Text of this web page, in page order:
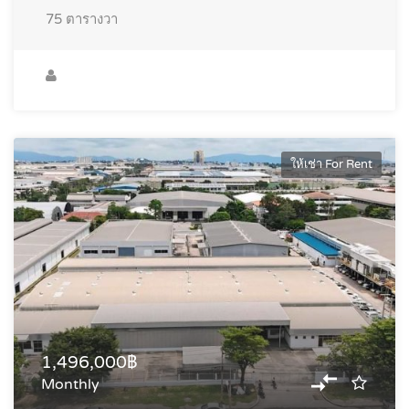
75 ตารางวา
ให้เช่า For Rent
1,496,000฿
Monthly